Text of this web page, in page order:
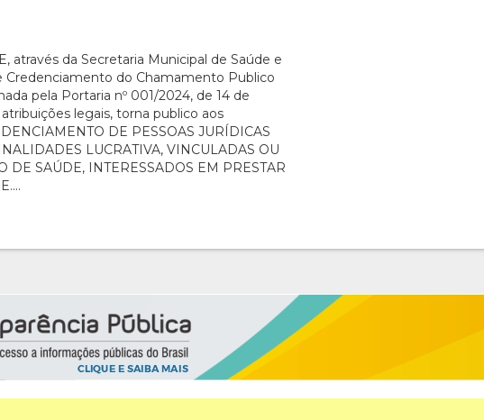
através da Secretaria Municipal de Saúde e
Credenciamento do Chamamento Publico
pela Portaria nº 001/2024, de 14 de
legais, torna publico aos
DE PESSOAS JURÍDICAS
LUCRATIVA, VINCULADAS OU
DE SAÚDE, INTERESSADOS EM PRESTAR